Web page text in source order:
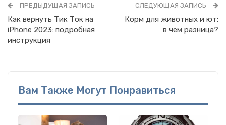
ПРЕДЫДУЩАЯ ЗАПИСЬ
Как вернуть Тик Ток на
iPhone 2023: подробная
инструкция
СЛЕДУЮЩАЯ ЗАПИСЬ
Корм для животных и ют:
в чем разница?
Вам Также Могут Понравиться